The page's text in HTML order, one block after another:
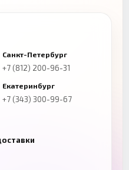
Санкт-Петербург
+7 (812) 200-96-31
Екатеринбург
+7 (343) 300-99-67